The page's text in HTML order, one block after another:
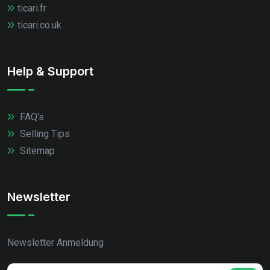
ticari.fr
ticari.co.uk
Help & Support
FAQ's
Selling Tips
Sitemap
Newsletter
Newsletter Anmeldung